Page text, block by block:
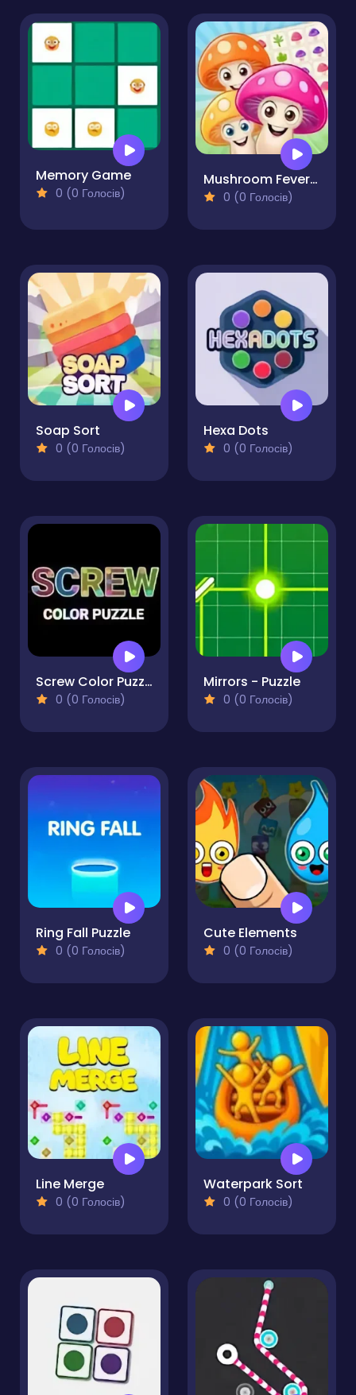
Memory Game
0 (0 Голосів)
Mushroom Fever Match 3
0 (0 Голосів)
Soap Sort
0 (0 Голосів)
Hexa Dots
0 (0 Голосів)
Screw Color Puzzle
0 (0 Голосів)
Mirrors - Puzzle
0 (0 Голосів)
Ring Fall Puzzle
0 (0 Голосів)
Cute Elements
0 (0 Голосів)
Line Merge
0 (0 Голосів)
Waterpark Sort
0 (0 Голосів)